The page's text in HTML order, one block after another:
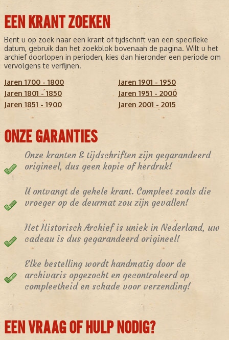
EEN KRANT ZOEKEN
Bent u op zoek naar een krant of tijdschrift van een specifieke
datum, gebruik dan het zoekblok bovenaan de pagina. Wilt u het
archief doorlopen in perioden, kies dan hieronder een periode om
vervolgens te verfijnen.
Jaren 1700 - 1800
Jaren 1801 - 1850
Jaren 1851 - 1900
Jaren 1901 - 1950
Jaren 1951 - 2000
Jaren 2001 - 2015
ONZE GARANTIES
Onze kranten & tijdschriften zijn gegarandeerd
origineel, dus geen kopie of herdruk!
U ontvangt de gehele krant. Compleet zoals die
vroeger op de deurmat zou zijn gevallen!
Het Historisch Archief is uniek in Nederland, uw
cadeau is dus gegarandeerd origineel!
Elke bestelling wordt handmatig door de
archivaris opgezocht en gecontroleerd op
compleetheid en schade voor verzending!
EEN VRAAG OF HULP NODIG?